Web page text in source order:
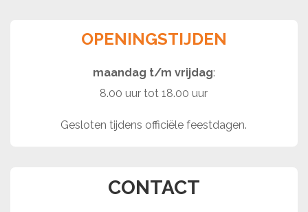
OPENINGSTIJDEN
maandag t/m vrijdag:
8.00 uur tot 18.00 uur
Gesloten tijdens officiële feestdagen.
CONTACT